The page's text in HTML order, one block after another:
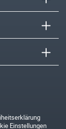
Einstellungen